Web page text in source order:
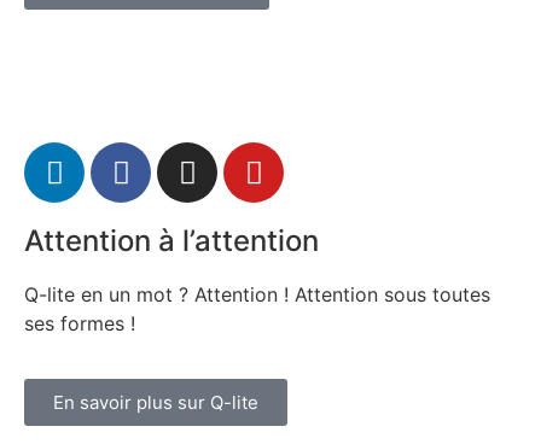
Attention à l’attention
Q-lite en un mot ? Attention ! Attention sous toutes
ses formes !
En savoir plus sur Q-lite